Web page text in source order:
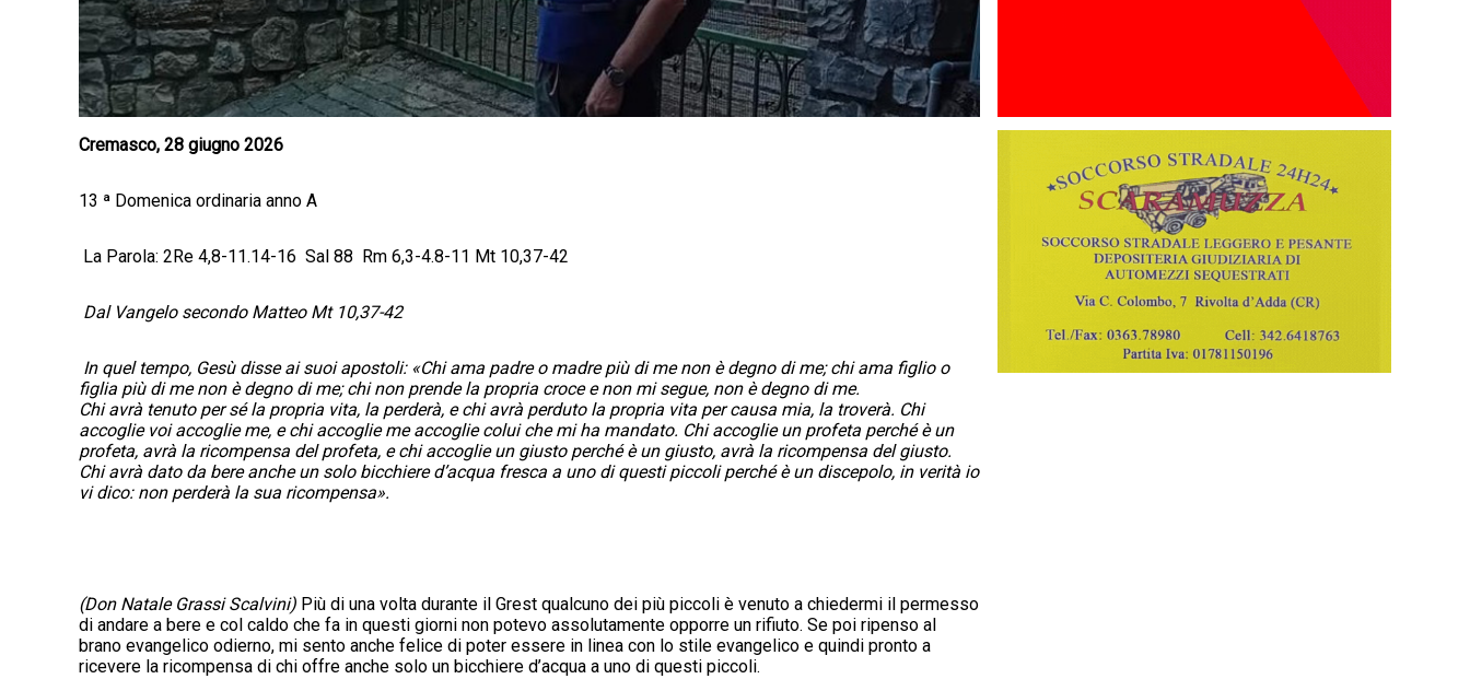
Cremasco, 28 giugno 2026
13 ª Domenica ordinaria anno A
La Parola: ​2Re 4,8-11.14-16 Sal 88 Rm 6,3-4.8-11 Mt 10,37-42
Dal Vangelo secondo Matteo Mt 10,37-42
In quel tempo, Gesù disse ai suoi apostoli: «Chi ama padre o madre più di me non è degno di me; chi ama figlio o
figlia più di me non è degno di me; chi non prende la propria croce e non mi segue, non è degno di me.
Chi avrà tenuto per sé la propria vita, la perderà, e chi avrà perduto la propria vita per causa mia, la troverà. Chi
accoglie voi accoglie me, e chi accoglie me accoglie colui che mi ha mandato. Chi accoglie un profeta perché è un
profeta, avrà la ricompensa del profeta, e chi accoglie un giusto perché è un giusto, avrà la ricompensa del giusto.
Chi avrà dato da bere anche un solo bicchiere d’acqua fresca a uno di questi piccoli perché è un discepolo, in verità io
vi dico: non perderà la sua ricompensa».
(Don Natale Grassi Scalvini) Più di una volta durante il Grest qualcuno dei più piccoli è venuto a chiedermi il permesso
di andare a bere e col caldo che fa in questi giorni non potevo assolutamente opporre un rifiuto. Se poi ripenso al
brano evangelico odierno, mi sento anche felice di poter essere in linea con lo stile evangelico e quindi pronto a
ricevere la ricompensa di chi offre anche solo un bicchiere d’acqua a uno di questi piccoli.